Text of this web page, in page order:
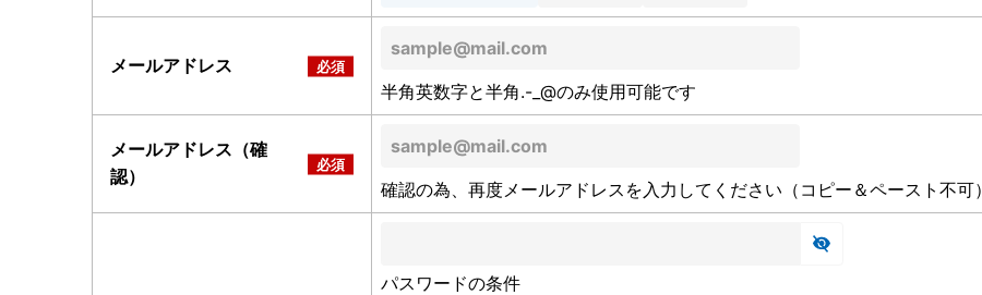
メールアドレス
半角英数字と半角.-_@のみ使用可能です
メールアドレス（確
認）
確認の為、再度メールアドレスを入力してください（コピー＆ペースト不可）
パスワードの条件